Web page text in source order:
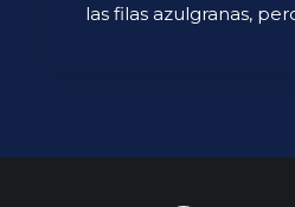
las filas azulgranas,